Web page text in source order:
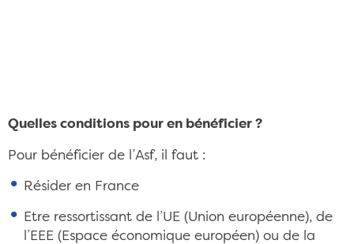
Quelles conditions pour en bénéficier ?
Pour bénéficier de l’Asf, il faut :
Résider en France
Etre ressortissant de l’UE (Union européenne), de
l’EEE (Espace économique européen) ou de la